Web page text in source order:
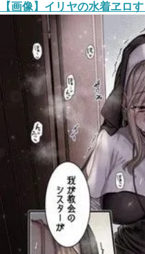
【画像】イリヤの水着ヱロ